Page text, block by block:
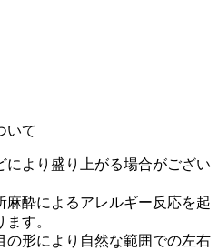
いて
より盛り上がる場合がござい
酔によるアレルギー反応を起
す。
形により自然な範囲での左右